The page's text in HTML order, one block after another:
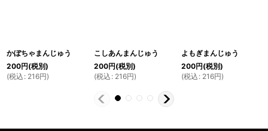
かぼちゃまんじゅう
200円(税別)
(税込 : 216円)
こしあんまんじゅう
200円(税別)
(税込 : 216円)
よもぎまんじゅう
200円(税別)
(税込 : 216円)